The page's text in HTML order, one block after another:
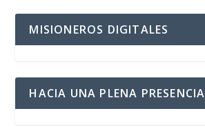
MISIONEROS DIGITALES
HACIA UNA PLENA PRESENCIA